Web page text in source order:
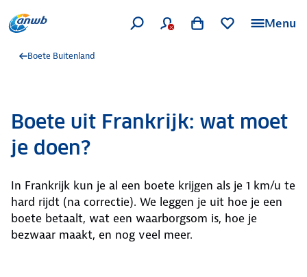
Menu
Boete Buitenland
Boete uit Frankrijk: wat moet
je doen?
In Frankrijk kun je al een boete krijgen als je 1 km/u te
hard rijdt (na correctie). We leggen je uit hoe je een
boete betaalt, wat een waarborgsom is, hoe je
bezwaar maakt, en nog veel meer.